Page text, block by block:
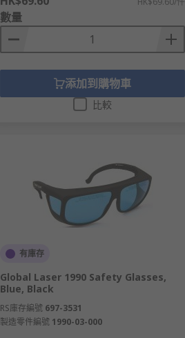
數量
添加到購物車
比較
有庫存
Global Laser 1990 Safety Glasses,
Blue, Black
RS庫存編號 697-3531
製造零件編號 1990-03-000